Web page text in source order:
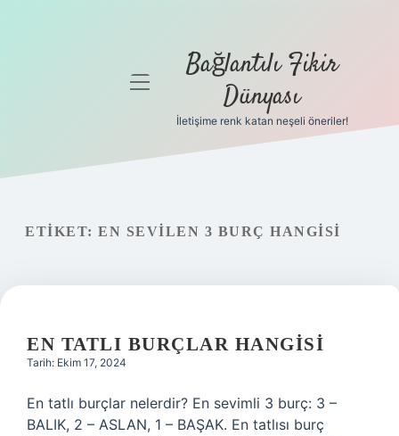
Gizlilik
Yasal Uyarı
Hakkımızda
menüyü
Bağlantılı Fikir
Dünyası
İletişime renk katan neşeli öneriler!
ETIKET: EN SEVILEN 3 BURÇ HANGISI
EN TATLI BURÇLAR HANGISI
Tarih: Ekim 17, 2024
En tatlı burçlar nelerdir? En sevimli 3 burç: 3 –
BALIK, 2 – ASLAN, 1 – BAŞAK. En tatlısı burç